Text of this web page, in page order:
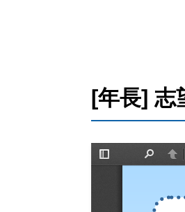
[年長] 志